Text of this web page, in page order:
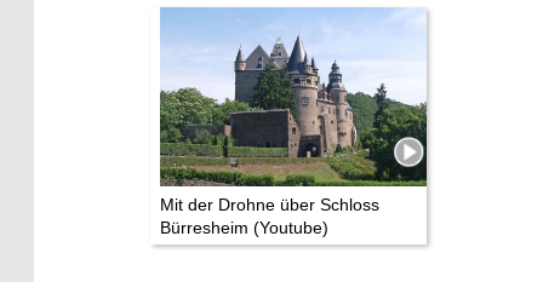
Mit der Drohne über Schloss
Bürresheim (Youtube)